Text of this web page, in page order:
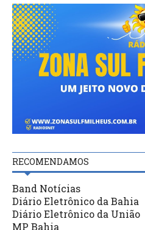
RECOMENDAMOS
Band Notícias
Diário Eletrônico da Bahia
Diário Eletrônico da União
MP Bahia